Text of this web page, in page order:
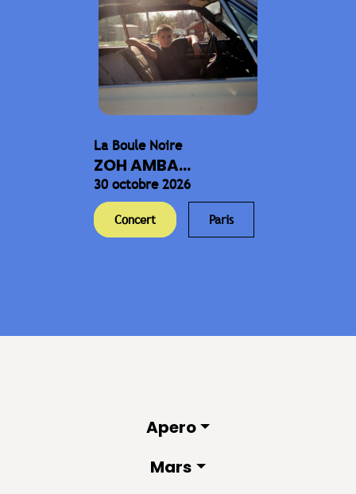
La Boule Noire
ZOH AMBA...
30 octobre 2026
Concert Paris
Apero
Mars